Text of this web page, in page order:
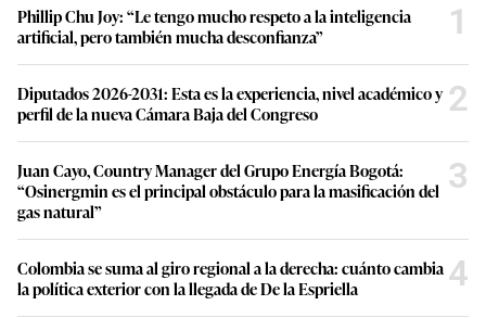
Phillip Chu Joy: “Le tengo mucho respeto a la inteligencia
artificial, pero también mucha desconfianza”
1
Diputados 2026-2031: Esta es la experiencia, nivel académico y
perfil de la nueva Cámara Baja del Congreso
2
Juan Cayo, Country Manager del Grupo Energía Bogotá:
“Osinergmin es el principal obstáculo para la masificación del
gas natural”
3
Colombia se suma al giro regional a la derecha: cuánto cambia
la política exterior con la llegada de De la Espriella
4